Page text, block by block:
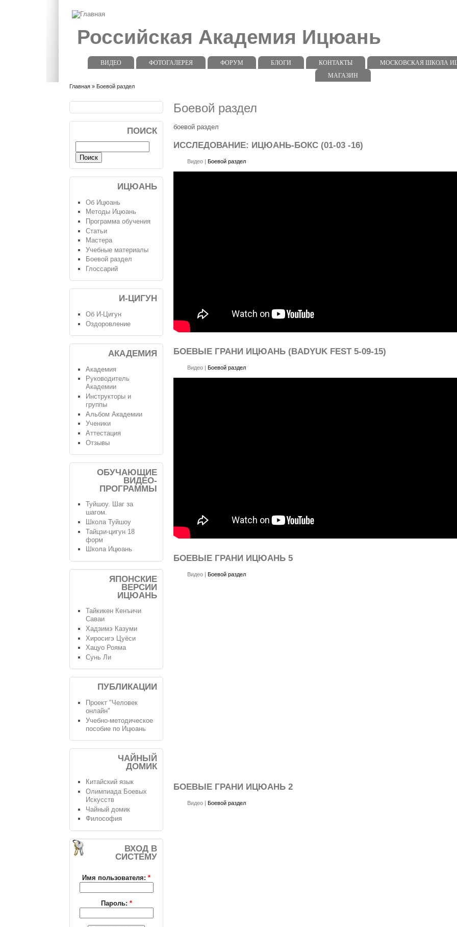
Российская Академия Ицюань
ВИДЕО ФОТОГАЛЕРЕЯ ФОРУМ БЛОГИ КОНТАКТЫ МОСКОВСКАЯ ШКОЛА
МАГАЗИН
Главная » Боевой раздел
Боевой раздел
боевой раздел
ИССЛЕДОВАНИЕ: ИЦЮАНЬ-БОКС (01-03 -16)
Видео| Боевой раздел
БОЕВЫЕ ГРАНИ ИЦЮАНЬ (BADYUK FEST 5-09-15)
Видео| Боевой раздел
БОЕВЫЕ ГРАНИ ИЦЮАНЬ 5
Видео| Боевой раздел
БОЕВЫЕ ГРАНИ ИЦЮАНЬ 2
Видео| Боевой раздел
ПОИСК
ИЦЮАНЬ
Об Ицюань
Методы Ицюань
Программа обучения
Статьи
Мастера
Учебные материалы
Боевой раздел
Глоссарий
И-ЦИГУН
Об И-Цигун
Оздоровление
АКАДЕМИЯ
Академия
Руководитель
Академии
Инструкторы и
группы
Альбом Академии
Ученики
Аттестация
Отзывы
ОБУЧАЮЩИЕ
ВИДЕО-
ПРОГРАММЫ
Туйшоу. Шаг за
шагом.
Школа Туйшоу
Тайцзи-цигун 18
форм
Школа Ицюань
ЯПОНСКИЕ
ВЕРСИИ
ИЦЮАНЬ
Тайкикен Кенъичи
Саваи
Хадзимэ Казуми
Хиросигэ Цуёси
Хацуо Рояма
Сунь Ли
ПУБЛИКАЦИИ
Проект "Человек
онлайн"
Учебно-методическое
пособие по Ицюань
ЧАЙНЫЙ
ДОМИК
Китайский язык
Олимпиада Боевых
Искусств
Чайный домик
Философия
ВХОД В
СИСТЕМУ
Имя пользователя:*
Пароль: *